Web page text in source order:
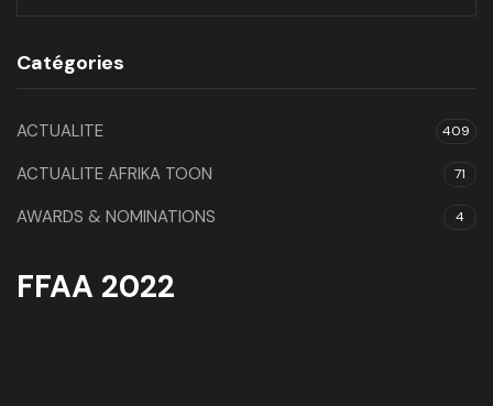
Catégories
ACTUALITE 409
ACTUALITE AFRIKA TOON 71
AWARDS & NOMINATIONS 4
FFAA 2022